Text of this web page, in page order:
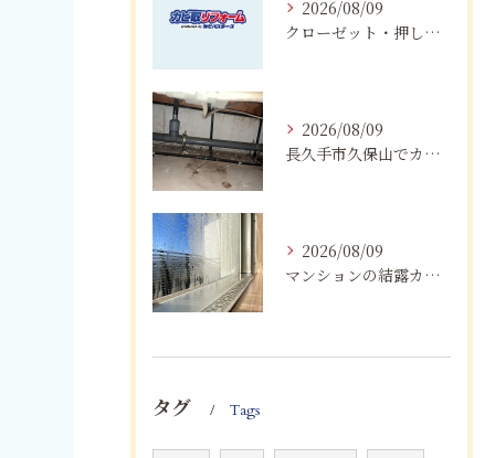
2026/08/09
クローゼット・押し入れのカビ対策｜愛知・岐阜・三重・静岡で大切な衣類を守る方法
2026/08/09
長久手市久保山でカビにお困りの方へ｜原因・対策・業者へ相談する目安を解説
2026/08/09
マンションの結露カビを根絶！断熱改修と防カビリフォーム
タグ Tags